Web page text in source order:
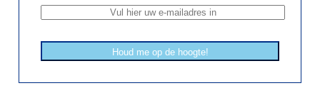
Houd me op de hoogte!